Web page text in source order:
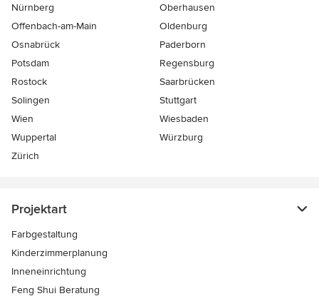
Nürnberg
Oberhausen
Offenbach-am-Main
Oldenburg
Osnabrück
Paderborn
Potsdam
Regensburg
Rostock
Saarbrücken
Solingen
Stuttgart
Wien
Wiesbaden
Wuppertal
Würzburg
Zürich
Projektart
Farbgestaltung
Kinderzimmerplanung
Inneneinrichtung
Feng Shui Beratung